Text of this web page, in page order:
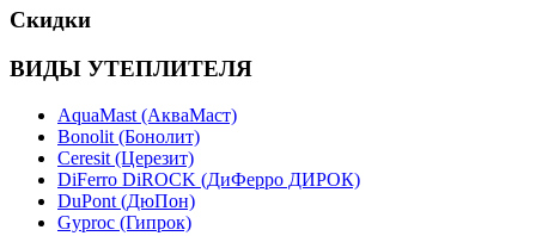
Скидки
ВИДЫ УТЕПЛИТЕЛЯ
AquaMast (АкваМаст)
Bonolit (Бонолит)
Ceresit (Церезит)
DiFerro DiROCK (ДиФерро ДИРОК)
DuPont (ДюПон)
Gyproc (Гипрок)